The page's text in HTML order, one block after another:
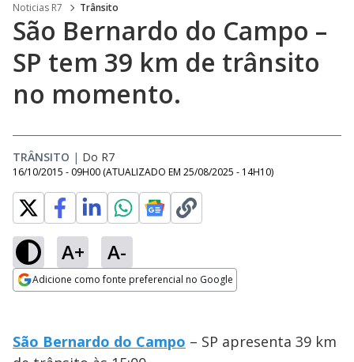
Noticias R7 Trânsito
São Bernardo do Campo –
SP tem 39 km de trânsito
no momento.
TRÂNSITO | Do R7
16/10/2015 - 09H00 (ATUALIZADO EM 25/08/2025 - 14H10)
A+ A-
Adicione como fonte preferencial no Google
São Bernardo do Campo – SP apresenta 39 km